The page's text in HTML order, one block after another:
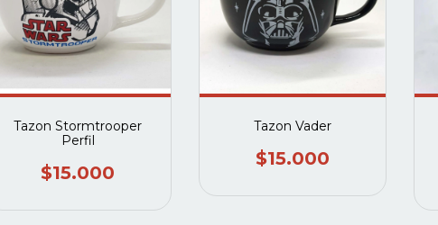
Tazon Stormtrooper
Perfil
$15.000
Tazon Vader
$15.000